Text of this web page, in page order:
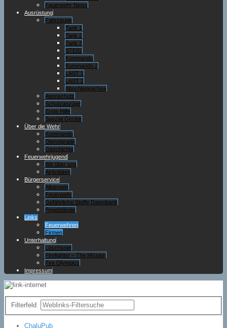
Feuerwehr News
Ausrüstung
Fahrzeuge
Tank 1
Tank 2
Tank 3
STEIG
Kommando
Kommando 2
LAST 1
LAST 2
Abschleppachse
Atemschutz
Schutzanzüge
Erste Hilfe
Spezial Geräte
Über die Wehr
Kommando
Dienstgrade
Geschichte
Feuerwehrjugend
Wir über uns
Aktivitäten
Bürgerservice
Allgemein
Feuerwehr
Gefährliche Stoffe Datenbank
Pegelstände
Links
Feuerwehren
Firmen
Unterhaltung
Löschspiel
Firefighter – The Mission
Fire Olympics
Impressum
Filterfeld
ChaluPub